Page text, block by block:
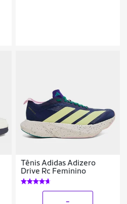
Tênis Adidas Adizero
Drive Rc Feminino